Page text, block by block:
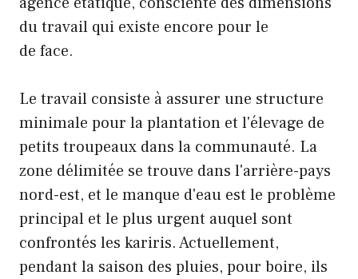
du travail qui existe encore pour le
de face.
Le travail consiste à assurer une structure
minimale pour la plantation et l'élevage de
petits troupeaux dans la communauté. La
zone délimitée se trouve dans l'arrière-pays
nord-est, et le manque d'eau est le problème
principal et le plus urgent auquel sont
confrontés les kariris. Actuellement,
pendant la saison des pluies, pour boire, ils